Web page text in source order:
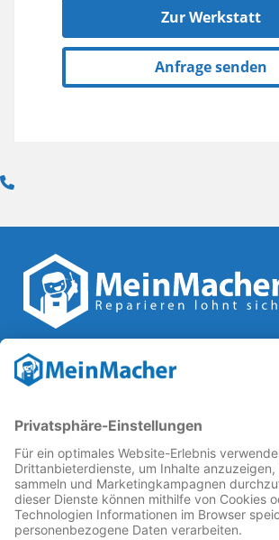
Zur Werkstatt
Anfrage senden
Reparatur Revolution
Reparatur↗ für eineReparatur Revolution
Reparaturbedingungen: Für Produkte, die
reparieren lassen, für günstigere
Erhalt der reparierenden Betriebe und
Know-hows in Deutschland.